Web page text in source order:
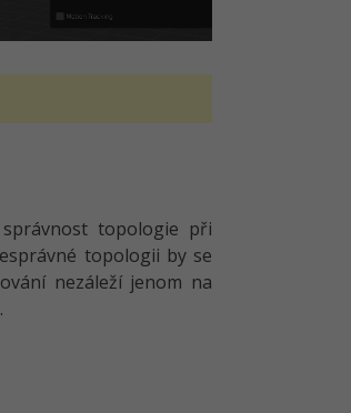
topologie při
topologii by se
nezáleží jenom na